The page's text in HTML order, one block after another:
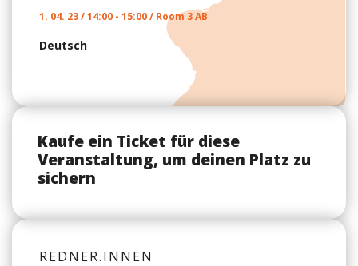
1. 04. 23 / 14:00 - 15:00 / Room 3 AB
Deutsch
Kaufe ein Ticket für diese
Veranstaltung, um deinen Platz zu
sichern
REDNER.INNEN